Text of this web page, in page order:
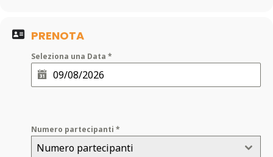
PRENOTA
Seleziona una Data *
Numero partecipanti *
Numero partecipanti